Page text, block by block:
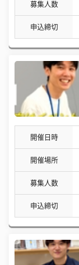
募集人数
申込締切
開催日時
開催場所
募集人数
申込締切